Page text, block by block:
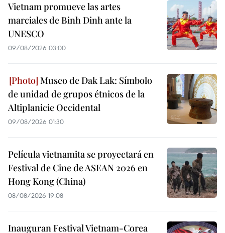
Vietnam promueve las artes
marciales de Binh Dinh ante la
UNESCO
09/08/2026 03:00
Museo de Dak Lak: Símbolo
de unidad de grupos étnicos de la
Altiplanicie Occidental
09/08/2026 01:30
Película vietnamita se proyectará en
Festival de Cine de ASEAN 2026 en
Hong Kong (China)
08/08/2026 19:08
Inauguran Festival Vietnam-Corea